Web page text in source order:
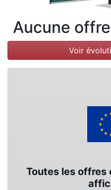
Aucune
Voir
Toutes les offres